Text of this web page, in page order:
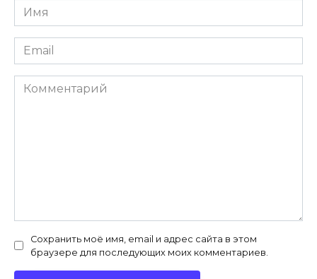
Имя
*
Email
*
Комментарий
Сохранить моё имя, email и адрес сайта в этом
браузере для последующих моих комментариев.